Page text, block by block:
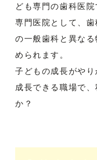
ども専門の歯科医院
専門医院として、
の一般歯科と異な
められます。
子どもの成長がや
成長できる職場で
か？